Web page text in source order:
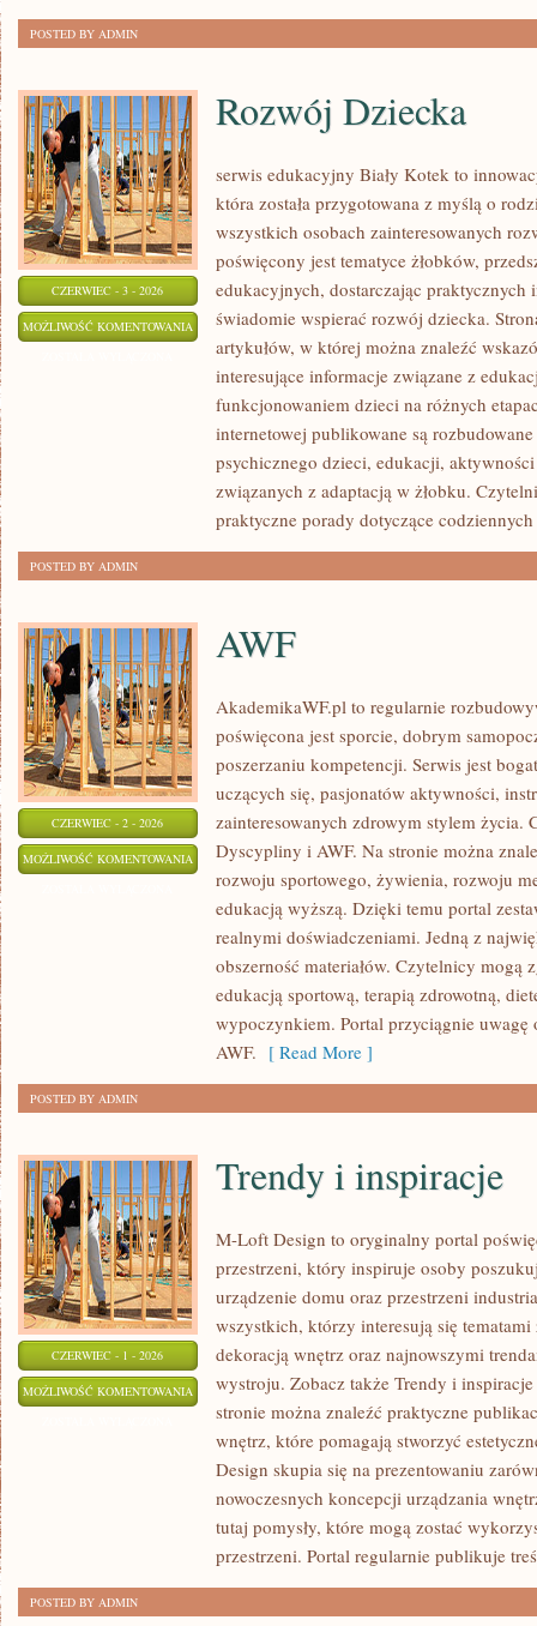
POSTED BY ADMIN
CZERWIEC - 3 - 2026
MOŻLIWOŚĆ KOMENTOWANIA ROZWÓJ
DZIECKA
Rozwój Dziecka
serwis edukacyjny Biały Kotek to
która została przygotowana z myślą o
wszystkich osobach zainteresowanych
poświęcony jest tematyce żłobków,
edukacyjnych, dostarczając
świadomie wspierać rozwój dziecka.
artykułów, w której można znaleźć
interesujące informacje związane z
funkcjonowaniem dzieci na różnych
internetowej publikowane są
psychicznego dzieci, edukacji,
związanych z adaptacją w żłobku.
praktyczne porady dotyczące
POSTED BY ADMIN
CZERWIEC - 2 - 2026
MOŻLIWOŚĆ KOMENTOWANIA AWF
AWF
AkademikaWF.pl to regularnie
poświęcona jest sporcie, dobrym
poszerzaniu kompetencji. Serwis jest
uczących się, pasjonatów aktywności,
zainteresowanych zdrowym stylem życia.
Dyscypliny i AWF. Na stronie można
rozwoju sportowego, żywienia, rozwoju
edukacją wyższą. Dzięki temu portal
realnymi doświadczeniami. Jedną z
obszerność materiałów. Czytelnicy mogą
edukacją sportową, terapią zdrowotną,
wypoczynkiem. Portal przyciągnie uwagę
AWF. [ Read More ]
POSTED BY ADMIN
CZERWIEC - 1 - 2026
MOŻLIWOŚĆ KOMENTOWANIA TRENDY
INSPIRACJE
Trendy i inspiracje
M-Loft Design to oryginalny portal
przestrzeni, który inspiruje osoby
urządzenie domu oraz przestrzeni
wszystkich, którzy interesują się
dekoracją wnętrz oraz najnowszymi
wystroju. Zobacz także Trendy i
stronie można znaleźć praktyczne
wnętrz, które pomagają stworzyć
Design skupia się na prezentowaniu
nowoczesnych koncepcji urządzania
tutaj pomysły, które mogą zostać
przestrzeni. Portal regularnie publikuje
POSTED BY ADMIN